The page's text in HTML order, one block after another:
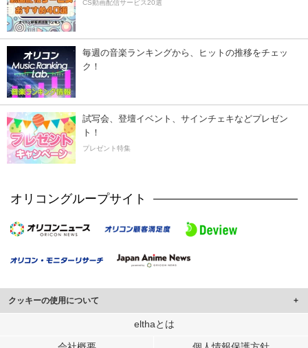
CS動画配信サービス20選
毎週の音楽ランキングから、ヒットの推移をチェッ
ク！
試写会、登壇イベント、サインチェキなどプレゼン
ト！
プレゼント特集
オリコングループサイト
クッキーの使用について
このサイトでは Cookie を使用して、ユーザーに合わせたコンテンツや広告の
elthaとは